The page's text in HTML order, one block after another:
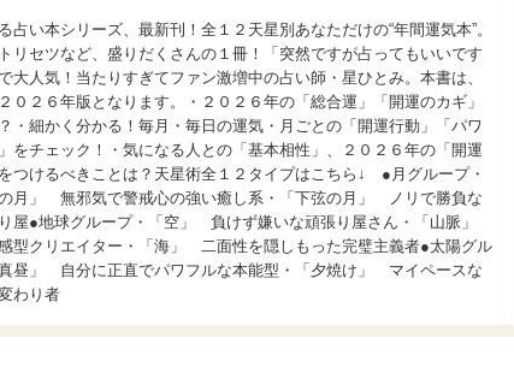
い本シリーズ、最新刊！全１２天星別あなただけの“年間運気本”。
リセツなど、盛りだくさんの１冊！「突然ですが占ってもいいです
人気！当たりすぎてファン激増中の占い師・星ひとみ。本書は、
２６年版となります。・２０２６年の「総合運」「開運のカギ」
・細かく分かる！毎月・毎日の運気・月ごとの「開運行動」「パワ
をチェック！・気になる人との「基本相性」、２０２６年の「開運
つけるべきことは？天星術全１２タイプはこちら↓ ●月グループ・
月」 無邪気で警戒心の強い癒し系・「下弦の月」 ノリで勝負な
屋●地球グループ・「空」 負けず嫌いな頑張り屋さん・「山脈」
型クリエイター・「海」 二面性を隠しもった完璧主義者●太陽グル
昼」 自分に正直でパワフルな本能型・「夕焼け」 マイペースな
わり者